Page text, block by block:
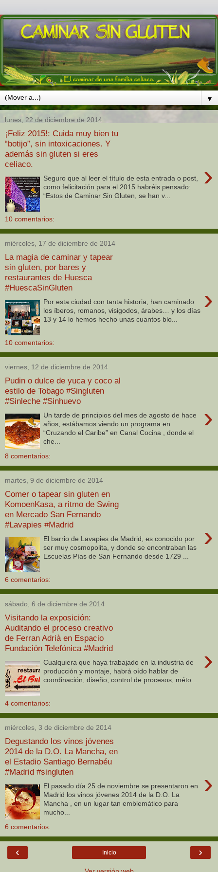
▼
lunes, 22 de diciembre de 2014
¡Feliz 2015!: Cuida muy bien tu
“botijo”, sin intoxicaciones. Y
además sin gluten si eres
celiaco.
›
Seguro que al leer el título de esta entrada o post,
como felicitación para el 2015 habréis pensado:
“Estos de Caminar Sin Gluten, se han v...
10 comentarios:
miércoles, 17 de diciembre de 2014
La magia de caminar y tapear
sin gluten, por bares y
restaurantes de Huesca
#HuescaSinGluten
›
Por esta ciudad con tanta historia, han caminado
los íberos, romanos, visigodos, árabes… y los días
13 y 14 lo hemos hecho unas cuantos blo...
10 comentarios:
viernes, 12 de diciembre de 2014
Pudin o dulce de yuca y coco al
estilo de Tobago #Singluten
#Sinleche #Sinhuevo
›
Un tarde de principios del mes de agosto de hace
años, estábamos viendo un programa en
“Cruzando el Caribe” en Canal Cocina , donde el
che...
8 comentarios:
martes, 9 de diciembre de 2014
Comer o tapear sin gluten en
KomoenKasa, a ritmo de Swing
en Mercado San Fernando
#Lavapies #Madrid
›
El barrio de Lavapies de Madrid, es conocido por
ser muy cosmopolita, y donde se encontraban las
Escuelas Pías de San Fernando desde 1729 ...
6 comentarios:
sábado, 6 de diciembre de 2014
Visitando la exposición:
Auditando el proceso creativo
de Ferran Adrià en Espacio
Fundación Telefónica #Madrid
›
Cualquiera que haya trabajado en la industria de
producción y montaje, habrá oído hablar de
coordinación, diseño, control de procesos, méto...
4 comentarios:
miércoles, 3 de diciembre de 2014
Degustando los vinos jóvenes
2014 de la D.O. La Mancha, en
el Estadio Santiago Bernabéu
#Madrid #singluten
›
El pasado día 25 de noviembre se presentaron en
Madrid los vinos jóvenes 2014 de la D.O. La
Mancha , en un lugar tan emblemático para
mucho...
6 comentarios:
‹ ›
Inicio